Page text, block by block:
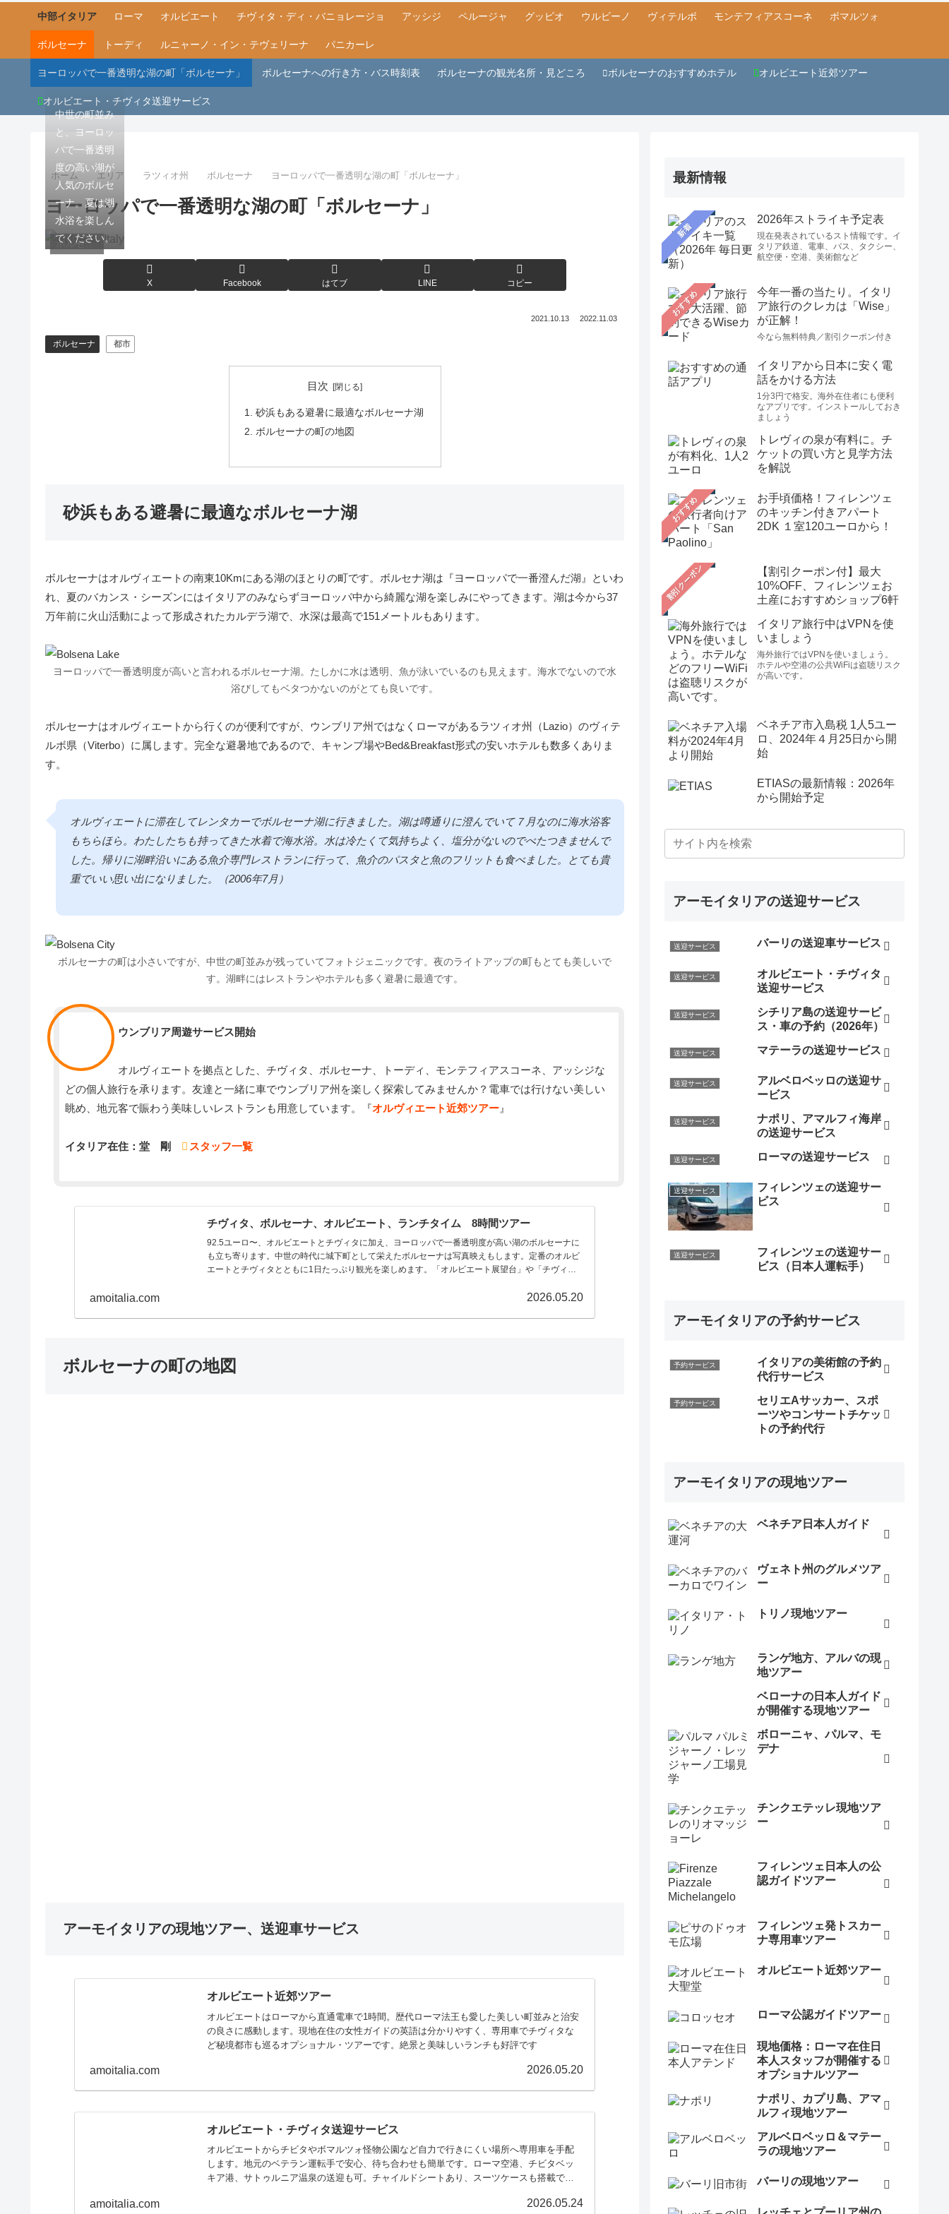
中部イタリア ローマ オルビエート チヴィタ・ディ・バニョレージョ アッシジ ペルージャ グッビオ ウルビーノ ヴィテルボ モンテフィアスコーネ ボマルツォ
ボルセーナ トーディ ルニャーノ・イン・テヴェリーナ パニカーレ
ヨーロッパで一番透明な湖の町「ボルセーナ」 ボルセーナへの行き方・バス時刻表 ボルセーナの観光名所・見どころ ボルセーナのおすすめホテル オルビエート近郊ツアー
オルビエート・チヴィタ送迎サービス
ホーム エリア ラツィオ州 ボルセーナ ヨーロッパで一番透明な湖の町「ボルセーナ」
ヨーロッパで一番透明な湖の町「ボルセーナ」
ボルセーナ
中世の町並み
と、ヨーロッ
パで一番透明
度の高い湖が
人気のボルセ
ーナ。夏は湖
水浴を楽しん
でください。
X Facebook はてブ LINE コピー
2021.10.13 2022.11.03
ボルセーナ 都市
目次
砂浜もある避暑に最適なボルセーナ湖
ボルセーナの町の地図
砂浜もある避暑に最適なボルセーナ湖
ボルセーナはオルヴィエートの南東10Kmにある湖のほとりの町です。ボルセナ湖は『ヨーロッパで一番澄んだ湖』といわ
れ、夏のバカンス・シーズンにはイタリアのみならずヨーロッパ中から綺麗な湖を楽しみにやってきます。湖は今から37
万年前に火山活動によって形成されたカルデラ湖で、水深は最高で151メートルもあります。
ヨーロッパで一番透明度が高いと言われるボルセーナ湖。たしかに水は透明、魚が泳いでいるのも見えます。海水でないので水
浴びしてもベタつかないのがとても良いです。
ボルセーナはオルヴィエートから行くのが便利ですが、ウンブリア州ではなくローマがあるラツィオ州（Lazio）のヴィテ
ルボ県（Viterbo）に属します。完全な避暑地であるので、キャンプ場やBed&Breakfast形式の安いホテルも数多くありま
す。
オルヴィエートに滞在してレンタカーでボルセーナ湖に行きました。湖は噂通りに澄んでいて７月なのに海水浴客
もちらほら。わたしたちも持ってきた水着で海水浴。水は冷たくて気持ちよく、塩分がないのでべたつきませんで
した。帰りに湖畔沿いにある魚介専門レストランに行って、魚介のパスタと魚のフリットも食べました。とても貴
重でいい思い出になりました。（2006年7月）
ボルセーナの町は小さいですが、中世の町並みが残っていてフォトジェニックです。夜のライトアップの町もとても美しいで
す。湖畔にはレストランやホテルも多く避暑に最適です。
ウンブリア周遊サービス開始
オルヴィエートを拠点とした、チヴィタ、ボルセーナ、トーディ、モンテフィアスコーネ、アッシジな
どの個人旅行を承ります。友達と一緒に車でウンブリア州を楽しく探索してみませんか？電車では行けない美しい
眺め、地元客で賑わう美味しいレストランも用意しています。『オルヴィエート近郊ツアー 』
イタリア在住：堂 剛 スタッフ一覧
チヴィタ、ボルセーナ、オルビエート、ランチタイム 8時間ツアー
92.5ユーロ〜、オルビエートとチヴィタに加え、ヨーロッパで一番透明度が高い湖のボルセーナに
も立ち寄ります。中世の時代に城下町として栄えたボルセーナは写真映えもします。定番のオルビ
エートとチヴィタとともに1日たっぷり観光を楽しめます。「オルビエート展望台」や「チヴィタ
amoitalia.com 2026.05.20
ボルセーナの町の地図
アーモイタリアの現地ツアー、送迎車サービス
オルビエート近郊ツアー
オルビエートはローマから直通電車で1時間。歴代ローマ法王も愛した美しい町並みと治安
の良さに感動します。現地在住の女性ガイドの英語は分かりやすく、専用車でチヴィタな
ど秘境都市も巡るオプショナル・ツアーです。絶景と美味しいランチも好評です
amoitalia.com 2026.05.20
オルビエート・チヴィタ送迎サービス
オルビエートからチビタやボマルツォ怪物公園など自力で行きにくい場所へ専用車を手配
します。地元のベテラン運転手で安心、待ち合わせも簡単です。ローマ空港、チビタベッ
キア港、サトゥルニア温泉の送迎も可。チャイルドシートあり、スーツケースも搭載でき
amoitalia.com 2026.05.24
最新情報
新着
2026年ストライキ予定表
現在発表されているスト情報です。イ
タリア鉄道、電車、バス、タクシー、
航空便・空港、美術館など
おすすめ
今年一番の当たり。イタリ
ア旅行のクレカは「Wise」
が正解！
今なら無料特典／割引クーポン付き
イタリアから日本に安く電
話をかける方法
1分3円で格安。海外在住者にも便利
なアプリです。インストールしておき
ましょう
トレヴィの泉が有料に。チ
ケットの買い方と見学方法
を解説
おすすめ
お手頃価格！フィレンツェ
のキッチン付きアパート
2DK １室120ユーロから！
【割引クーポン付】最大
10%OFF、フィレンツェお
土産におすすめショップ6軒
イタリア旅行中はVPNを使
いましょう
海外旅行ではVPNを使いましょう。
ホテルや空港の公共WiFiは盗聴リスク
が高いです。
ベネチア市入島税 1人5ユー
ロ、2024年４月25日から開
始
ETIASの最新情報：2026年
から開始予定
アーモイタリアの送迎サービス
送迎サービス バーリの送迎車サービス
送迎サービス
オルビエート・チヴィタ
送迎サービス
送迎サービス
シチリア島の送迎サービ
ス・車の予約（2026年）
送迎サービス マテーラの送迎サービス
送迎サービス
アルベロベッロの送迎サ
ービス
送迎サービス
ナポリ、アマルフィ海岸
の送迎サービス
送迎サービス ローマの送迎サービス
送迎サービス
フィレンツェの送迎サー
ビス
送迎サービス
フィレンツェの送迎サー
ビス（日本人運転手）
アーモイタリアの予約サービス
予約サービス
イタリアの美術館の予約
代行サービス
予約サービス
セリエAサッカー、スポ
ーツやコンサートチケッ
トの予約代行
アーモイタリアの現地ツアー
ベネチア日本人ガイド
ヴェネト州のグルメツア
ー
トリノ現地ツアー
ランゲ地方、アルバの現
地ツアー
ベローナの日本人ガイド
が開催する現地ツアー
ボローニャ、パルマ、モ
デナ
チンクエテッレ現地ツア
ー
フィレンツェ日本人の公
認ガイドツアー
フィレンツェ発トスカー
ナ専用車ツアー
オルビエート近郊ツアー
ローマ公認ガイドツアー
現地価格：ローマ在住日
本人スタッフが開催する
オプショナルツアー
ナポリ、カプリ島、アマ
ルフィ現地ツアー
アルベロベッロ＆マテー
ラの現地ツアー
バーリの現地ツアー